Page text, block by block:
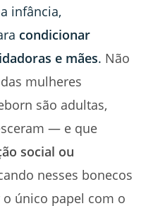
infância,
condicionar
e mães. Não
mulheres
são adultas,
— e que
social ou
nesses bonecos
único papel com o